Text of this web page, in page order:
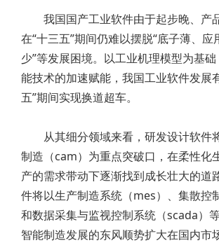
我国国产工业软件由于起步晚、产
在“十三五”期间仍难以摆脱“底子薄、应
少”等发展困境。以工业机理模型为基
能技术的加速赋能，我国工业软件发展
五”期间实现换道超车。
从其细分领域来看，研发设计软件
制造（cam）为重点突破口，在柔性化
产的需求带动下逐渐找到成长壮大的道
件将以生产制造系统（mes）、集散控
和数据采集与监视控制系统（scada）
智能制造发展的东风顺势扩大在国内市